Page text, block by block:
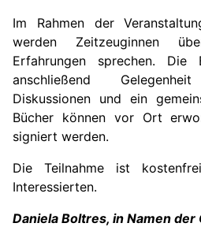
Im Rahmen der
werden Zeitzeuginnen
Erfahrungen sprechen. Die
anschließend
Diskussionen und ein
Bücher können vor Ort
signiert werden.
Die Teilnahme ist
Interessierten.
Daniela Boltres, in Namen